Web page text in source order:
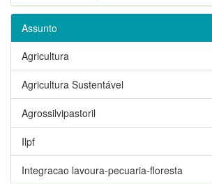
Assunto
Agricultura
Agricultura Sustentável
Agrossilvipastoril
Ilpf
Integracao lavoura-pecuaria-floresta